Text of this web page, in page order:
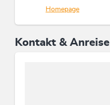
Homepage
Kontakt & Anreise